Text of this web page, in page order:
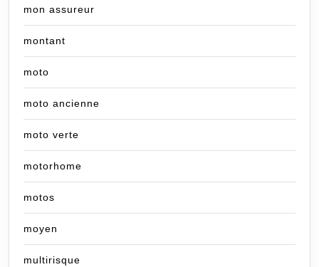
mon assureur
montant
moto
moto ancienne
moto verte
motorhome
motos
moyen
multirisque